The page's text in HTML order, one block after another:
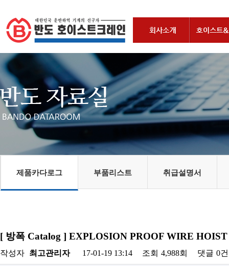
제품카다로그 부품리스트 취급설명서
[ 방폭 Catalog ] EXPLOSION PROOF WIRE
작성자 최고관리자 17-01-19 13:14 조회 4,988회 댓글 0건